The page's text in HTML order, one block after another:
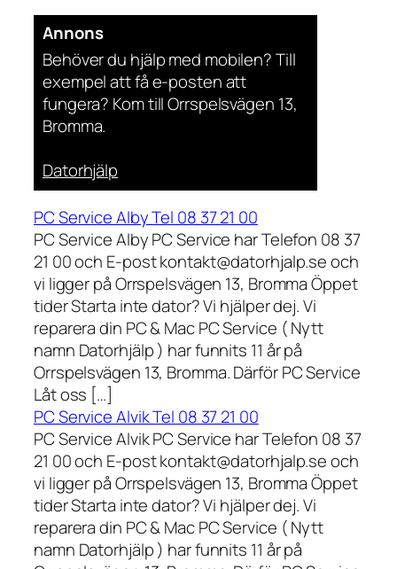
Annons
Behöver du hjälp med mobilen? Till
exempel att få e-posten att
fungera? Kom till Orrspelsvägen 13,
Bromma.
Datorhjälp
PC Service Alby Tel 08 37 21 00
PC Service Alby PC Service har Telefon 08 37
21 00 och E-post kontakt@datorhjalp.se och
vi ligger på Orrspelsvägen 13, Bromma Öppet
tider Starta inte dator? Vi hjälper dej. Vi
reparera din PC & Mac PC Service ( Nytt
namn Datorhjälp ) har funnits 11 år på
Orrspelsvägen 13, Bromma. Därför PC Service
Låt oss […]
PC Service Alvik Tel 08 37 21 00
PC Service Alvik PC Service har Telefon 08 37
21 00 och E-post kontakt@datorhjalp.se och
vi ligger på Orrspelsvägen 13, Bromma Öppet
tider Starta inte dator? Vi hjälper dej. Vi
reparera din PC & Mac PC Service ( Nytt
namn Datorhjälp ) har funnits 11 år på